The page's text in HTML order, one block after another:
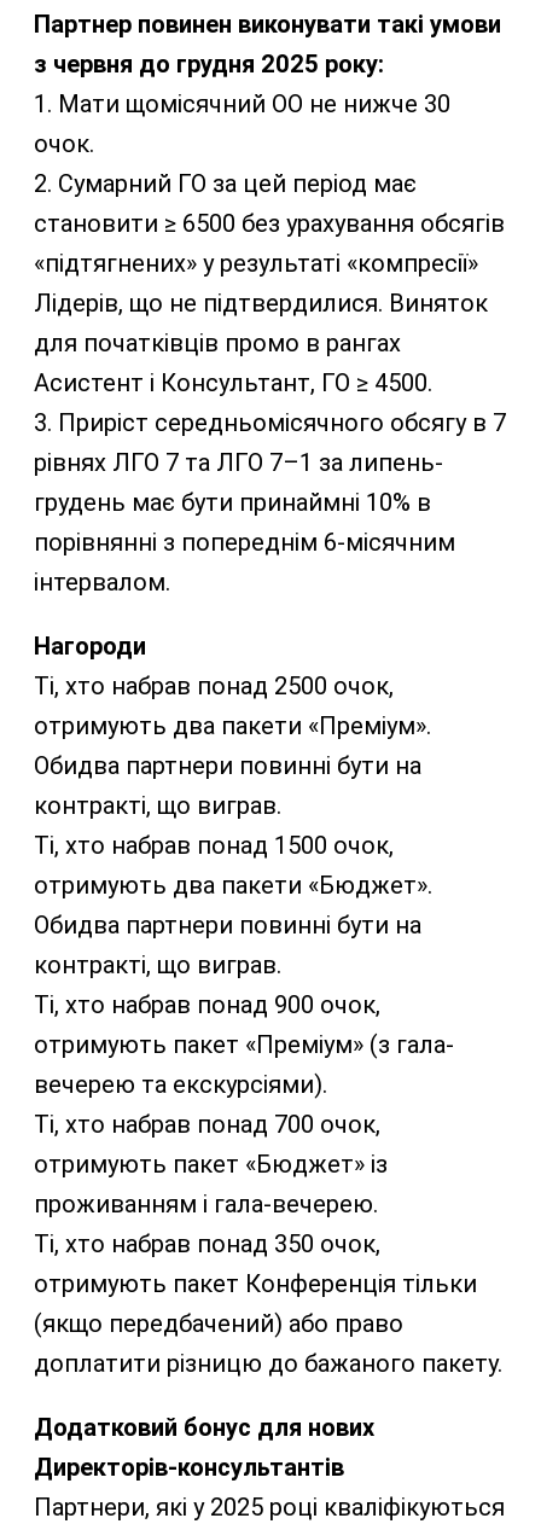
Партнер повинен виконувати такі умови
з червня до грудня 2025 року:
1. Мати щомісячний ОО не нижче 30
очок.
2. Сумарний ГО за цей період має
становити ≥ 6500 без урахування обсягів
«підтягнених» у результаті «компресії»
Лідерів, що не підтвердилися. Виняток
для початківців промо в рангах
Асистент і Консультант, ГО ≥ 4500.
3. Приріст середньомісячного обсягу в 7
рівнях ЛГО 7 та ЛГО 7–1 за липень-
грудень має бути принаймні 10% в
порівнянні з попереднім 6-місячним
інтервалом.
Нагороди
Ті, хто набрав понад 2500 очок,
отримують два пакети «Преміум».
Обидва партнери повинні бути на
контракті, що виграв.
Ті, хто набрав понад 1500 очок,
отримують два пакети «Бюджет».
Обидва партнери повинні бути на
контракті, що виграв.
Ті, хто набрав понад 900 очок,
отримують пакет «Преміум» (з гала-
вечерею та екскурсіями).
Ті, хто набрав понад 700 очок,
отримують пакет «Бюджет» із
проживанням і гала-вечерею.
Ті, хто набрав понад 350 очок,
отримують пакет Конференція тільки
(якщо передбачений) або право
доплатити різницю до бажаного пакету.
Додатковий бонус для нових
Директорів-консультантів
Партнери, які у 2025 році кваліфікуються